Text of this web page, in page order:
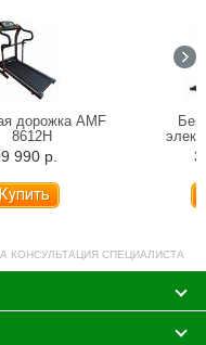
дорожка AMF
8612H
990 р.
КОНСУЛЬТАЦИЯ СПЕЦИАЛИСТА